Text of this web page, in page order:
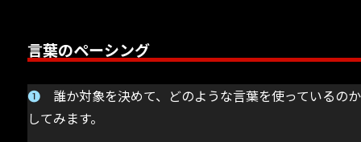
言葉のペーシング
➊ 誰か対象を決めて、どのような言葉を使っているの
してみます。